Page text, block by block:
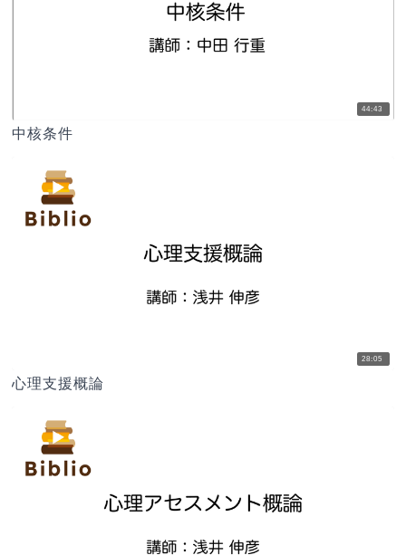
44:43
中核条件
28:05
心理支援概論